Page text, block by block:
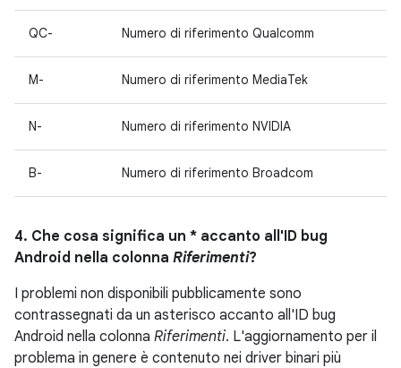
QC- Numero di riferimento Qualcomm
M- Numero di riferimento MediaTek
N- Numero di riferimento NVIDIA
B- Numero di riferimento Broadcom
4. Che cosa significa un * accanto all'ID bug
Android nella colonna Riferimenti?
I problemi non disponibili pubblicamente sono
contrassegnati da un asterisco accanto all'ID bug
Android nella colonna Riferimenti. L'aggiornamento per il
problema in genere è contenuto nei driver binari più